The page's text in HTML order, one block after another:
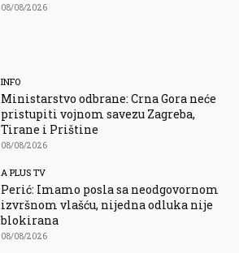
08/08/2026
INFO
Ministarstvo odbrane: Crna Gora neće
pristupiti vojnom savezu Zagreba,
Tirane i Prištine
08/08/2026
A PLUS TV
Perić: Imamo posla sa neodgovornom
izvršnom vlašću, nijedna odluka nije
blokirana
08/08/2026